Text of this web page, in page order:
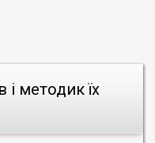
методик їх